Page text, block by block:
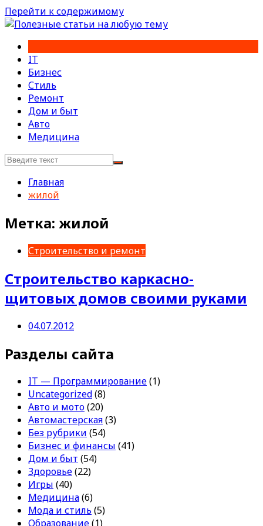
Перейти к содержимому
IT
Бизнес
Стиль
Ремонт
Дом и быт
Авто
Медицина
Главная
жилой
Метка: жилой
Строительство и ремонт
Строительство каркасно-
щитовых домов своими руками
04.07.2012
Разделы сайта
IT — Программирование(1)
Uncategorized(8)
Авто и мото(20)
Автомастерская(3)
Без рубрики (54)
Бизнес и финансы (41)
Дом и быт (54)
Здоровье(22)
Игры (40)
Медицина(6)
Мода и стиль (5)
Образование(1)